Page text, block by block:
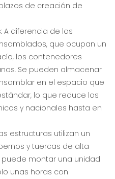
de creación de
A diferencia de los
que ocupan un
los contenedores
Se pueden almacenar
en el espacio que
lo que reduce los
y nacionales hasta en
estructuras utilizan un
y tuercas de alta
montar una unidad
unas horas con